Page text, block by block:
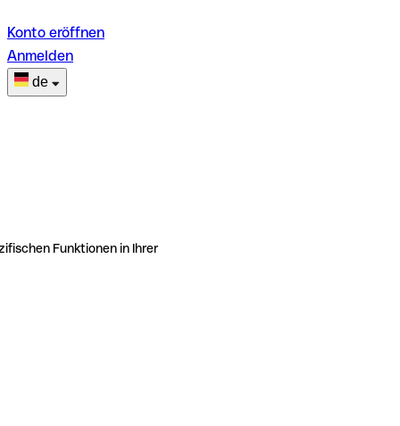
Konto eröffnen
Anmelden
de
Funktionen in Ihrer